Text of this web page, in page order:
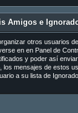
Amigos e
otros usuarios
en en Panel de
y poder así
los mensajes de estos
a su lista de